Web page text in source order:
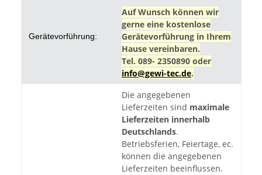
Gerätevorführung:
Auf Wunsch können wir
gerne eine kostenlose
Gerätevorführung in Ihrem
Hause vereinbaren.
Tel. 089- 2350890 oder
info@gewi-tec.de.
Die angegebenen
Lieferzeiten sind maximale
Lieferzeiten innerhalb
Deutschlands.
Betriebsferien, Feiertage, ec.
können die angegebenen
Lieferzeiten beeinflussen.